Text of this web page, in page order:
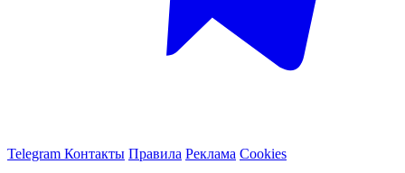
Telegram Контакты Правила Реклама Cookies